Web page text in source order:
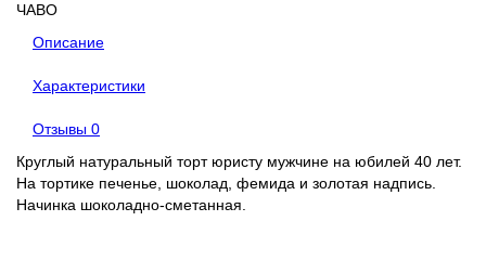
ЧАВО
Описание
Характеристики
Отзывы 0
Круглый натуральный торт юристу мужчине на юбилей 40 лет.
На тортике печенье, шоколад, фемида и золотая надпись.
Начинка шоколадно-сметанная.